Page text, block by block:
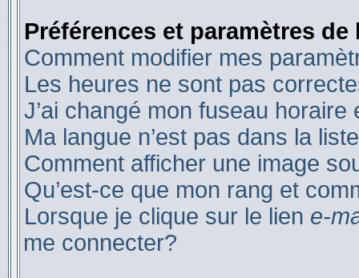
Préférences et paramètres de
Comment modifier mes
Les heures ne sont pas
J’ai changé mon fuseau
Ma langue n’est pas dans la
Comment afficher une image
Qu’est-ce que mon rang et
Lorsque je clique sur le lien e-
me connecter?